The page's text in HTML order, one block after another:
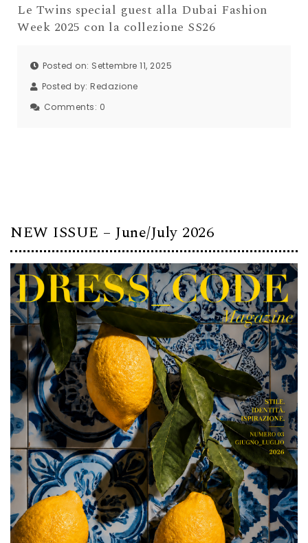
Le Twins special guest alla Dubai Fashion
Week 2025 con la collezione SS26
Posted on: Settembre 11, 2025
Posted by: Redazione
Comments: 0
NEW ISSUE – June/July 2026